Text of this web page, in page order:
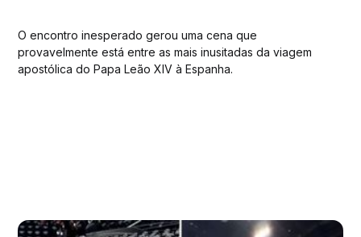
O encontro inesperado gerou uma cena que
provavelmente está entre as mais inusitadas da viagem
apostólica do Papa Leão XIV à Espanha.